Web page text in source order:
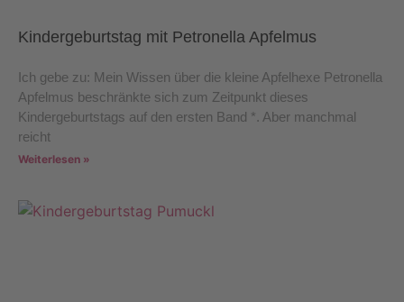
Kindergeburtstag mit Petronella Apfelmus
Ich gebe zu: Mein Wissen über die kleine Apfelhexe Petronella
Apfelmus beschränkte sich zum Zeitpunkt dieses
Kindergeburtstags auf den ersten Band *. Aber manchmal
reicht
Weiterlesen »